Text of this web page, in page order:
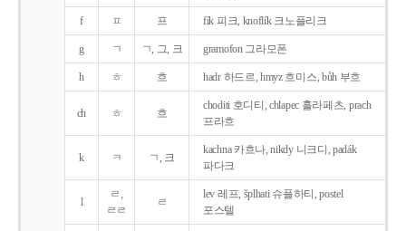
f ㅍ 프 fík 피크, knoflík 크노플리크
g ㄱ ㄱ, 그, 크 gramofon 그라모폰
h ㅎ 흐 hadr 하드르, hmyz 흐미스, bůh 부흐
ch ㅎ 흐
choditi 호디티, chlapec 흘라페츠, prach
프라흐
k ㅋ ㄱ, 크
kachna 카흐나, nikdy 니크디, padák
파다크
l
ㄹ,
ㄹㄹ
ㄹ
lev 레프, šplhati 슈플하티, postel
포스텔